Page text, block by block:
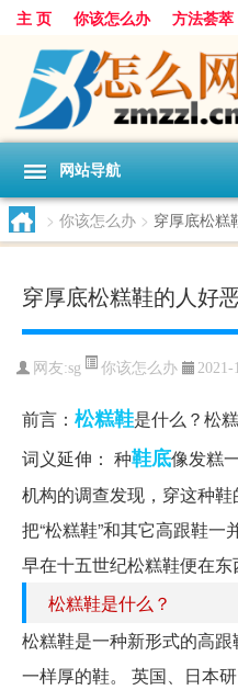
主 页 你该怎么办 方法荟萃
网站导航
> 你该怎么办 > 穿厚底松糕
穿厚底松糕鞋的人好
网友:sg 你该怎么办 2021-
前言： 松糕鞋是什么？松
词义延伸： 种鞋底像发糕
机构的调查发现，穿这种
把“松糕鞋”和其它高跟鞋一
早在十五世纪松糕鞋便在
松糕鞋是什么？
松糕鞋是一种新形式的高
一样厚的鞋。 英国、日本